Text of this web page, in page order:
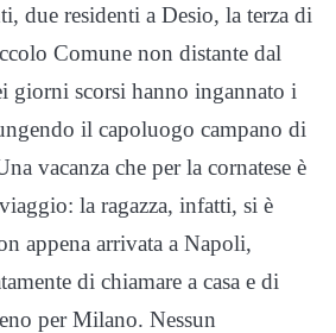
due residenti a Desio, la terza di
Comune non distante dal
giorni scorsi hanno ingannato i
il capoluogo campano di
vacanza che per la cornatese è
la ragazza, infatti, si è
appena arrivata a Napoli,
di chiamare a casa e di
per Milano. Nessun